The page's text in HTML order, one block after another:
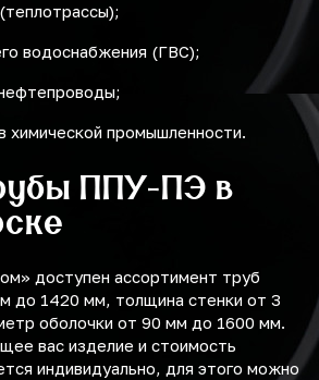
водоснабжения (ГВС);
химической промышленности.
ППУ-ПЭ в
доступен ассортимент труб
до 1420 мм, толщина стенки от 3
оболочки от 90 мм до 1600 мм.
вас изделие и стоимость
индивидуально, для этого можно